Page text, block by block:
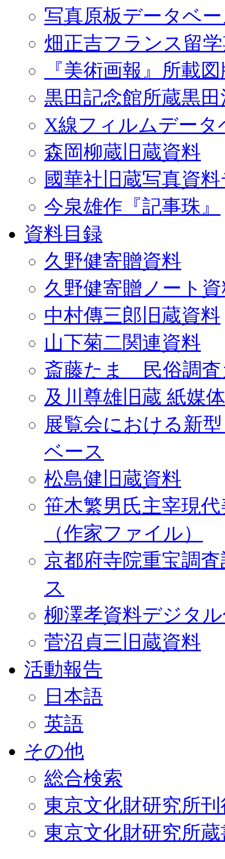
写真原板データベ
畑正吉フランス留
『美術画報』所載
黒田記念館所蔵黒
X線フィルムデータ
森岡柳蔵旧蔵資料
國華社旧蔵写真資
今泉雄作『記事珠』
資料目録
久野健寄贈資料
久野健寄贈ノート
中村傳三郎旧蔵資料
山下菊二関連資料
斎藤たま 民俗調査
及川尊雄旧蔵 紙媒
展覧会における新
ベース
松島健旧蔵資料
笹木繁男氏主宰現
（作家ファイル）
京都府寺院重宝調
ス
柳澤孝資料デジタ
菅沼貞三旧蔵資料
活動報告
日本語
英語
その他
総合検索
東京文化財研究所
東京文化財研究所